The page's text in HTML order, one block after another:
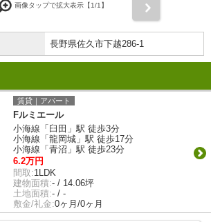
画像タップで拡大表示【1/1】
長野県佐久市下越286-1
賃貸｜アパート
Fルミエール
小海線「臼田」駅 徒歩3分
小海線「龍岡城」駅 徒歩17分
小海線「青沼」駅 徒歩23分
6.2万円
間取:1LDK
建物面積:- / 14.06坪
土地面積:- / -
敷金/礼金:0ヶ月/0ヶ月